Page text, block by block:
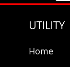
UTILITY
Home